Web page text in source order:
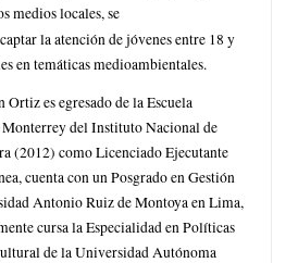
medios locales, se
la atención de jóvenes entre 18 y
en temáticas medioambientales.
es egresado de la Escuela
del Instituto Nacional de
(2012) como Licenciado Ejecutante
cuenta con un Posgrado en Gestión
Antonio Ruiz de Montoya en Lima,
cursa la Especialidad en Políticas
de la Universidad Autónoma